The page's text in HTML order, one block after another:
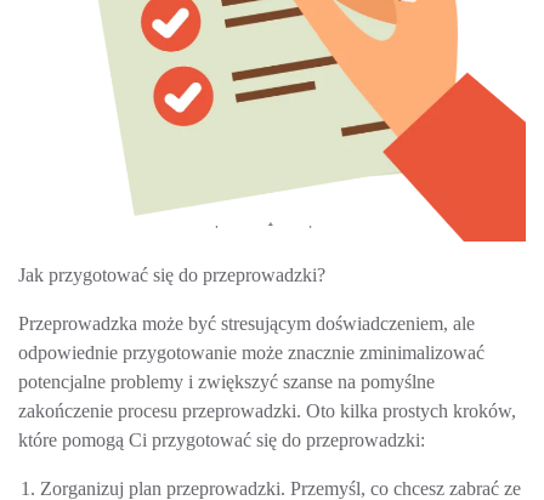
Jak przygotować się do przeprowadzki?
Przeprowadzka może być stresującym doświadczeniem, ale
odpowiednie przygotowanie może znacznie zminimalizować
potencjalne problemy i zwiększyć szanse na pomyślne
zakończenie procesu przeprowadzki. Oto kilka prostych kroków,
które pomogą Ci przygotować się do przeprowadzki:
Zorganizuj plan przeprowadzki. Przemyśl, co chcesz zabrać ze